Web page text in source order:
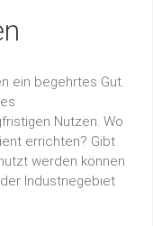
ein begehrtes Gut.
Nutzen. Wo
errichten? Gibt
werden können
Industriegebiet